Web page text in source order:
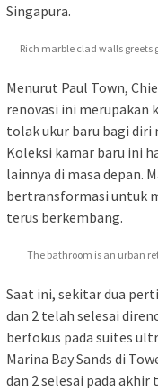
Singapura.
Rich marble clad walls greets
Menurut Paul Town,
renovasi ini
tolak ukur baru bagi diri
Koleksi kamar baru ini
lainnya di masa depan.
bertransformasi untuk
terus berkembang.
The bathroom is an urban
Saat ini, sekitar dua
dan 2 telah selesai
berfokus pada suites
Marina Bay Sands di
dan 2 selesai pada akhir